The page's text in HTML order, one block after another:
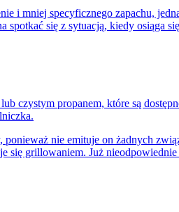
i mniej specyficznego zapachu,
się z sytuacją, kiedy osiąga
czystym propanem, które są
nie emituje on żadnych
się grillowaniem. Już